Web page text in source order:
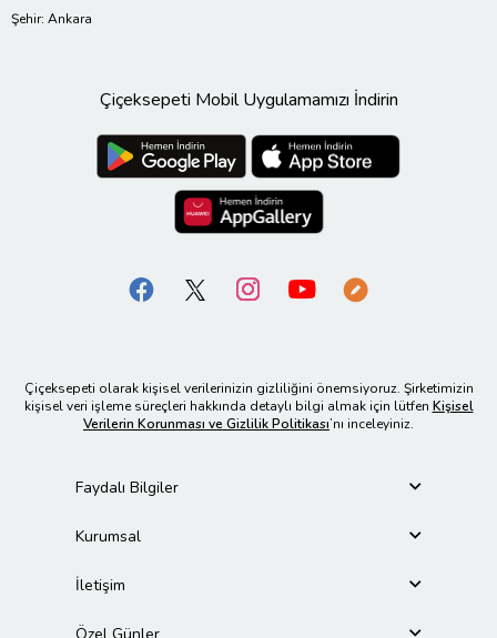
Şehir: Ankara
Çiçeksepeti Mobil Uygulamamızı İndirin
Çiçeksepeti olarak kişisel verilerinizin gizliliğini önemsiyoruz. Şirketimizin
kişisel veri işleme süreçleri hakkında detaylı bilgi almak için lütfen Kişisel
Verilerin Korunması ve Gizlilik Politikası’nı inceleyiniz.
Faydalı Bilgiler
Kurumsal
İletişim